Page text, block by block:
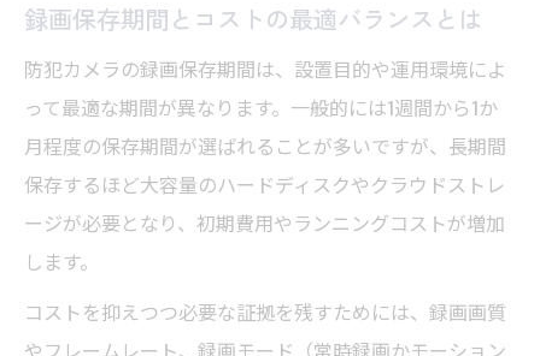
録画保存期間とコストの最適バランスとは
防犯カメラの録画保存期間は、設置目的や運用環境によ
って最適な期間が異なります。一般的には1週間から1か
月程度の保存期間が選ばれることが多いですが、長期間
保存するほど大容量のハードディスクやクラウドストレ
ージが必要となり、初期費用やランニングコストが増加
します。
コストを抑えつつ必要な証拠を残すためには、録画画質
やフレームレート、録画モード（常時録画かモーション